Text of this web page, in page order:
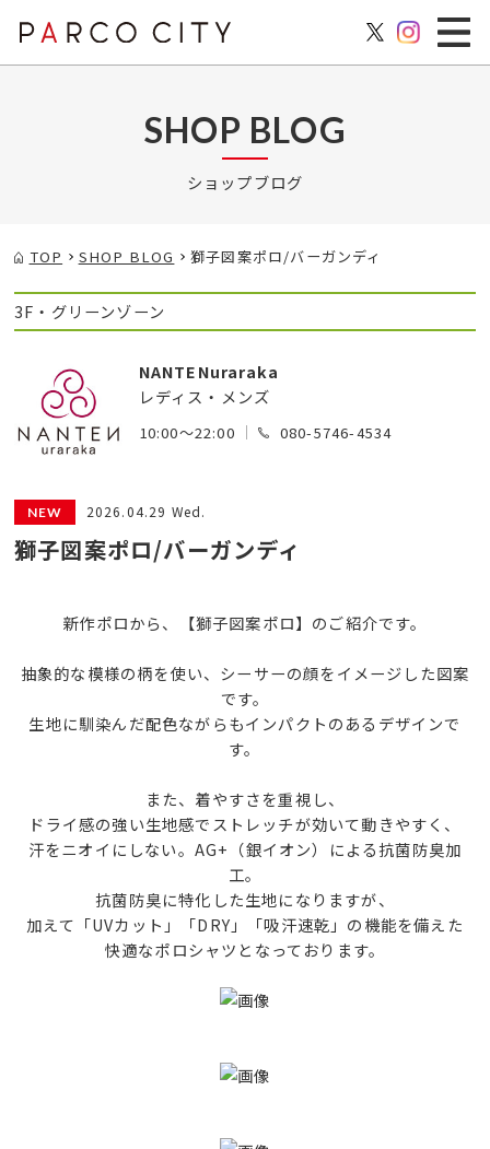
SHOP BLOG
ショップブログ
TOP SHOP BLOG 獅子図案ポロ/バーガンディ
3F・グリーンゾーン
NANTENuraraka
レディス・メンズ
10:00～22:00 080-5746-4534
2026.04.29 Wed.
獅子図案ポロ/バーガンディ
新作ポロから、【獅子図案ポロ】のご紹介です。
抽象的な模様の柄を使い、シーサーの顔をイメージした図案
です。
生地に馴染んだ配色ながらもインパクトのあるデザインで
す。
また、着やすさを重視し、
ドライ感の強い生地感でストレッチが効いて動きやすく、
汗をニオイにしない。AG+（銀イオン）による抗菌防臭加
工。
抗菌防臭に特化した生地になりますが、
加えて「UVカット」「DRY」「吸汗速乾」の機能を備えた
快適なポロシャツとなっております。